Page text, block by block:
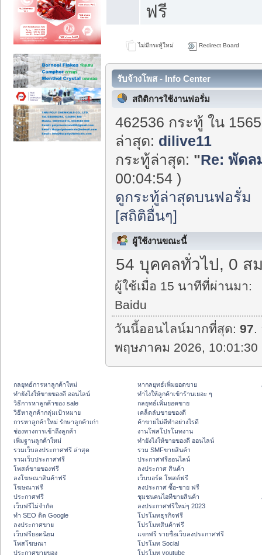
ฟรี
ไม่มีกระทู้ใหม่ Redirect Board
รับจ้างโพส - Info Center
สถิติการใช้งานฟอรั่ม
462536 กระทู้ ใน
ล่าสุด: dilive11
กระทู้ล่าสุด: "Re: พัดล
00:04:54 )
ดูกระทู้ล่าสุดบนฟอรั่ม
[สถิติอื่นๆ]
ผู้ใช้งานขณะนี้
54 บุคคลทั่วไป, 0 ส
ผู้ใช้เมื่อ 15 นาทีที่ผ่านมา:
Baidu
วันนี้ออนไลน์มากที่สุด:97.
พฤษภาคม 2026, 10:01:30
กลยุทธ์การหาลูกค้าใหม่
ทํายังไงให้ขายของดี ออนไลน์
วิธีการหาลูกค้าของ sale
วิธีหาลูกค้ากลุ่มเป้าหมาย
การหาลูกค้าใหม่ รักษาลูกค้าเก่า
ช่องทางการเข้าถึงลูกค้า
เพิ่มฐานลูกค้าใหม่
รวมเว็บลงประกาศฟรี ล่าสุด
รวมเว็บประกาศฟรี
โพสต์ขายของฟรี
ลงโฆษณาสินค้าฟรี
โฆษณาฟรี
ประกาศฟรี
เว็บฟรีไม่จำกัด
ทำ SEO ติด Google
ลงประกาศขาย
เว็บฟรียอดนิยม
โพสโฆษณา
ประกาศขายของ
หากลยุทธ์เพิ่มยอดขาย
ทําไงให้ลูกค้าเข้าร้านเยอะ ๆ
กลยุทธ์เพิ่มยอดขาย
เคล็ดลับขายของดี
ค้าขายไม่ดีทำอย่างไรดี
งานโพสโปรโมทงาน
ทํายังไงให้ขายของดี ออนไลน์
รวม SMFขายสินค้า
ประกาศฟรีออนไลน์
ลงประกาศ สินค้า
เว็บบอร์ด โพสต์ฟรี
ลงประกาศ ซื้อ-ขาย ฟรี
ชุมชนคนไอทีขายสินค้า
ลงประกาศฟรีใหม่ๆ 2023
โปรโมทธุรกิจฟรี
โปรโมทสินค้าฟรี
แจกฟรี รายชื่อเว็บลงประกาศฟรี
โปรโมท Social
โปรโมท youtube